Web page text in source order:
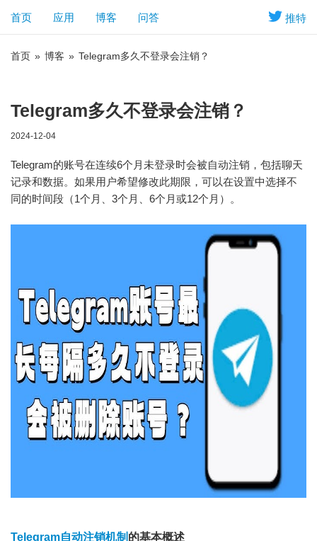
推特
首页 应用 博客 问答
首页 » 博客 » Telegram多久不登录会注销？
Telegram多久不登录会注销？
2024-12-04
Telegram的账号在连续6个月未登录时会被自动注销，包括聊天
记录和数据。如果用户希望修改此期限，可以在设置中选择不
同的时间段（1个月、3个月、6个月或12个月）。
Telegram自动注销机制 的基本概述